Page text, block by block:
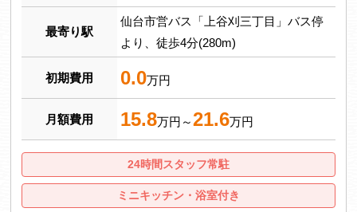
最寄り駅
仙台市営バス「上谷刈三丁目」バス停
より、徒歩4分(280m)
初期費用 0.0万円
月額費用 15.8万円～21.6万円
24時間スタッフ常駐
ミニキッチン・浴室付き